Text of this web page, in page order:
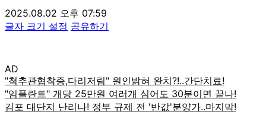
2025.08.02 오후 07:59
글자 크기 설정 공유하기
AD